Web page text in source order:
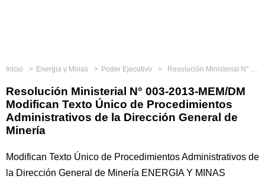
Inicio Energia y Minas Poder Ejecutivo Resolución Ministerial N° 003-2013-MEM/DM Modifican Texto Único de Procedimientos Administrativos de la Dirección General de Minería
Resolución Ministerial N° 003-2013-MEM/DM
Modifican Texto Único de Procedimientos
Administrativos de la Dirección General de
Minería
Modifican Texto Único de Procedimientos Administrativos de
la Dirección General de Minería ENERGIA Y MINAS